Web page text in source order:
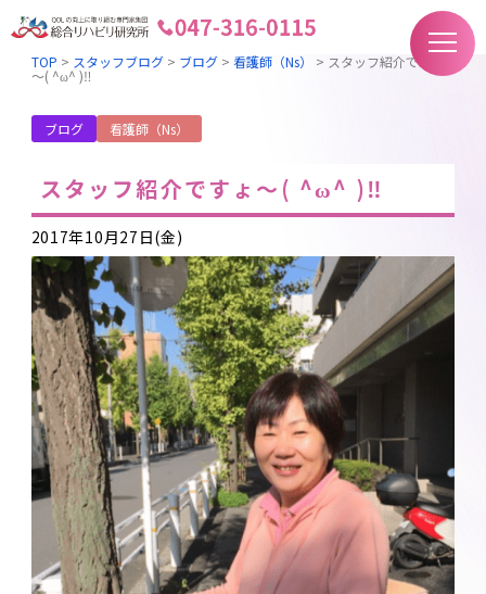
TOP > スタッフブログ> ブログ> 看護師（Ns） > スタッフ紹介ですょ
～( ^ω^ )‼︎
ブログ 看護師（Ns）
スタッフ紹介ですょ～( ^ω^ )‼︎
2017年10月27日(金)